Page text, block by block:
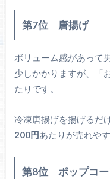
第7位 唐揚げ
ボリューム感があって
少しかかりますが、「
たりです。
冷凍唐揚げを揚げるだ
200円あたりが売れやす
第8位 ポップコー